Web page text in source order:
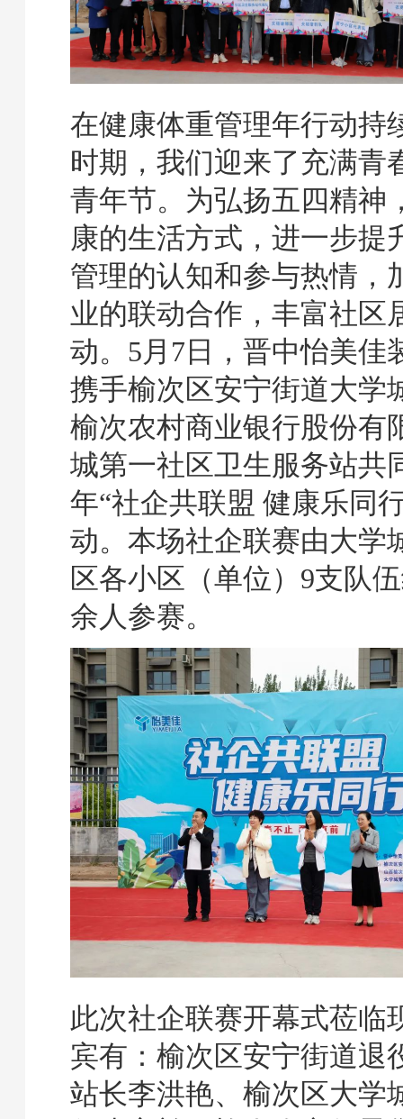
在健康体重管理年行动持
时期，我们迎来了充满青
青年节。为弘扬五四精神
康的生活方式，进一步提
管理的认知和参与热情，
业的联动合作，丰富社区
动。5月7日，晋中怡美佳
携手榆次区安宁街道大学
榆次农村商业银行股份有
城第一社区卫生服务站共
年“社企共联盟 健康乐同
动。本场社企联赛由大学
区各小区（单位）9支队
余人参赛。
此次社企联赛开幕式莅临
宾有：榆次区安宁街道退
站长李洪艳、榆次区大学